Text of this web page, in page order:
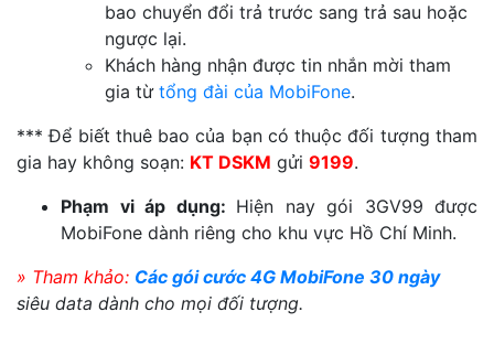
bao chuyển đổi trả trước sang trả sau hoặc
ngược lại.
Khách hàng nhận được tin nhắn mời tham
gia từ tổng đài của MobiFone.
*** Để biết thuê bao của bạn có thuộc đối tượng tham
gia hay không soạn: KT DSKM gửi 9199.
Phạm vi áp dụng: Hiện nay gói 3GV99 được
MobiFone dành riêng cho khu vực Hồ Chí Minh.
» Tham khảo: Các gói cước 4G MobiFone 30 ngày
siêu data dành cho mọi đối tượng.